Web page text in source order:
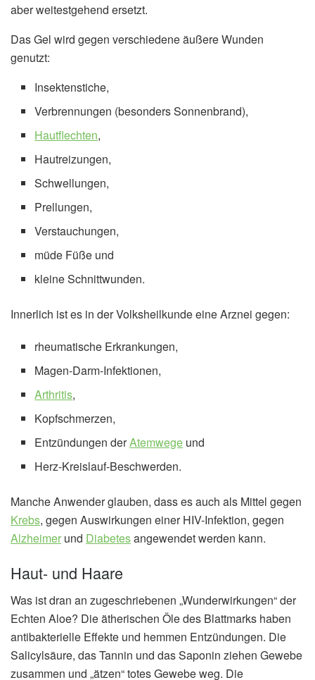
aber weitestgehend ersetzt.
Das Gel wird gegen verschiedene äußere Wunden
genutzt:
Insektenstiche,
Verbrennungen (besonders Sonnenbrand),
Hautflechten,
Hautreizungen,
Schwellungen,
Prellungen,
Verstauchungen,
müde Füße und
kleine Schnittwunden.
Innerlich ist es in der Volksheilkunde eine Arznei gegen:
rheumatische Erkrankungen,
Magen-Darm-Infektionen,
Arthritis,
Kopfschmerzen,
Entzündungen derAtemwege und
Herz-Kreislauf-Beschwerden.
Manche Anwender glauben, dass es auch als Mittel gegen
Krebs, gegen Auswirkungen einer HIV-Infektion, gegen
Alzheimer und Diabetesangewendet werden kann.
Haut- und Haare
Was ist dran an zugeschriebenen „Wunderwirkungen“ der
Echten Aloe? Die ätherischen Öle des Blattmarks haben
antibakterielle Effekte und hemmen Entzündungen. Die
Salicylsäure, das Tannin und das Saponin ziehen Gewebe
zusammen und „ätzen“ totes Gewebe weg. Die